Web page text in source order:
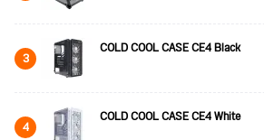
3 COLD COOL CASE CE4 Black
4 COLD COOL CASE CE4 White